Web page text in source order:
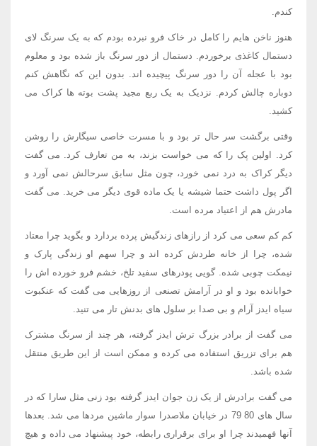
کندم.
هنوز ناخن هایم را کامل در خاک فرو نبرده بودم که به یک سرنگ لای
دستمال کاغذی برخوردم. دستمال از دور سرنگ باز شده بود و معلوم
بود با عجله آن را دور سرنگ پیچیده اند. بدون این که نگاهش کنم
دوباره چالش کردم. نزدیک به یک ربع مجید پشت بوته ها کراک می
کشید.
وقتی برگشت سر حال تر بود و با مسرت خاصی سیگارش را روشن
کرد. اولین پک را که می خواست بزند، به من تعارف کرد. می گفت
دیگر کراک به درد نمی خورد، چون مثل سابق سرحالش نمی آورد و
اگر پول داشت حتما شیشه یا یک ماده قوی دیگر می خرید. می گفت
مادرش هم از اعتیاد مرده است.
کم کم سعی می کرد از رازهای زندگیش پرده بردارد و بگوید چرا معتاد
شده، چرا از خانه طردش کرده اند و چرا سهم او زندگی پارک و
نیمکت چوبی شده. گویی پودرهای سفید تلخ، خشم فرو خورده اش را
خوابانده بود و او در آرامش تصنعی از روزهایی می گفت که عنکبوت
سیاه ایدز آرام و بی صدا بر سلول های بدنش تار می تنید.
می گفت از برادر بزرگ ترش ایدز گرفته، هر چند از سرنگ مشترک
هم برای تزریق استفاده می کرده و ممکن است از این طریق منتقل
شده باشد.
می گفت برادرش از یک زن جوان ایدز گرفته بود زنی مثل سارا که در
سال های 80 79 در خیابان ملاصدرا سوار ماشین مردها می شد. بعدها
آنها فهمیدند چرا او برای برقراری رابطه، خود پیشنهاد می داده و هیچ